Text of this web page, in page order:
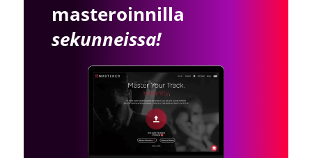
masteroinnilla
sekunneissa!